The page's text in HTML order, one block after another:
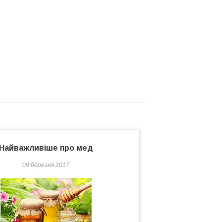
Найважливіше про мед
09 березня 2017